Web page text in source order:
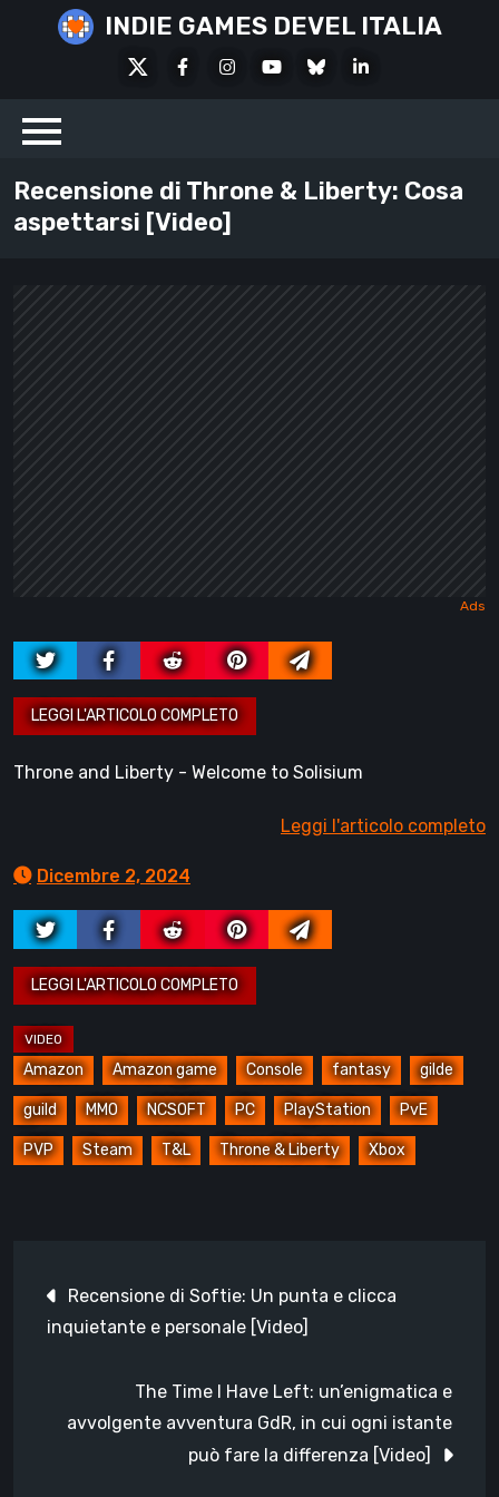
INDIE GAMES DEVEL ITALIA
FacebookInstagramYoutubeBlueskyLinkedIn
Recensione di Throne & Liberty: Cosa
aspettarsi [Video]
Throne and Liberty - Welcome to Solisium
Leggi l'articolo completo
Dicembre 2, 2024
Amazon Amazon game Console fantasy gilde
guild MMO NCSOFT PC PlayStation PvE
PVP Steam T&L Throne & Liberty Xbox
articoli
Recensione di Softie: Un punta e clicca
inquietante e personale [Video]
The Time I Have Left: un’enigmatica e
avvolgente avventura GdR, in cui ogni istante
può fare la differenza [Video]